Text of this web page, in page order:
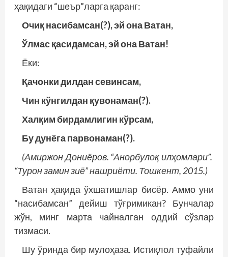
ҳақидаги “шеър”ларга қаранг:
Очиқ насибамсан(?), эй она Ватан,
Ўлмас қасидамсан, эй она Ватан!
Ёки:
Қачонки дилдан севинсам,
Чин кўнгилдан қувонаман(?).
Халқим бирдамлигин кўрсам,
Бу дунёга парвонаман(?).
(Амиржон Дониёров. “Анорбулоқ илҳомлари”.
“Турон замин зиё” нашриёти. Тошкент, 2015.)
Ватан ҳақида ўхшатишлар бисёр. Аммо уни
“насибамсан” дейиш тўғримикан? Бунчалар
жўн, минг марта чайналган оддий сўзлар
тизмаси.
Шу ўринда бир мулоҳаза. Истиқлол туфайли